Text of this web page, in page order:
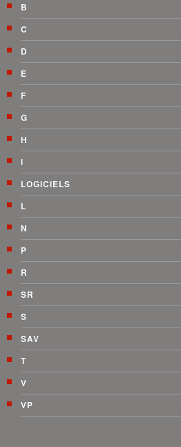
B
C
D
E
F
G
H
I
LOGICIELS
L
N
P
R
SR
S
SAV
T
V
VP